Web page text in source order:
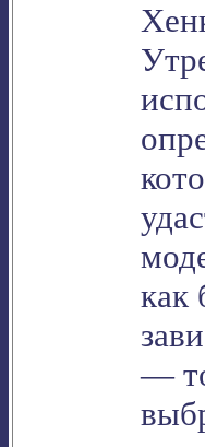
как
—